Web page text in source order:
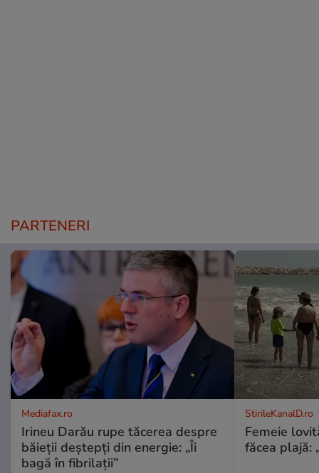
PARTENERI
Mediafax.ro
Irineu Darău rupe tăcerea despre
băieții deștepți din energie: „Îi
bagă în fibrilații”
StirileKanalD.ro
Femeie
făcea plajă: